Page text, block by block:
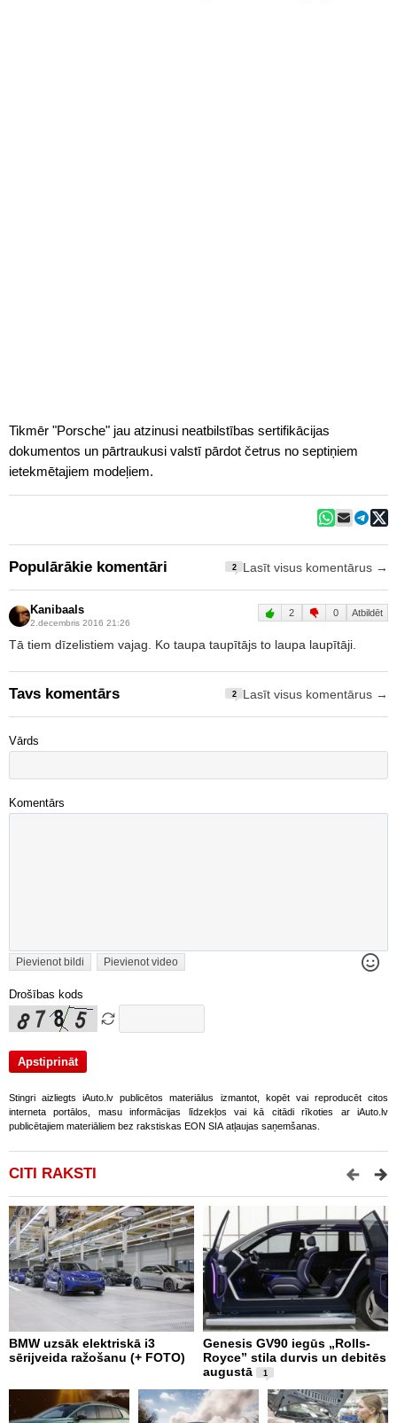
Tikmēr "Porsche" jau atzinusi neatbilstības sertifikācijas
dokumentos un pārtraukusi valstī pārdot četrus no septiņiem
ietekmētajiem modeļiem.
Populārākie komentāri 2 Lasīt visus komentārus →
Kanibaals
2.decembris 2016 21:26
2 0 Atbildēt
Tā tiem dīzelistiem vajag. Ko taupa taupītājs to laupa laupītāji.
Tavs komentārs 2 Lasīt visus komentārus →
Vārds
Komentārs
Pievienot bildi Pievienot video
Drošības kods
Stingri aizliegts iAuto.lv publicētos materiālus izmantot, kopēt vai reproducēt citos
interneta portālos, masu informācijas līdzekļos vai kā citādi rīkoties ar iAuto.lv
publicētajiem materiāliem bez rakstiskas EON SIA atļaujas saņemšanas.
CITI RAKSTI
BMW uzsāk elektriskā i3
sērijveida ražošanu (+ FOTO)
Genesis GV90 iegūs „Rolls-
Royce” stila durvis un debitēs
augustā
1